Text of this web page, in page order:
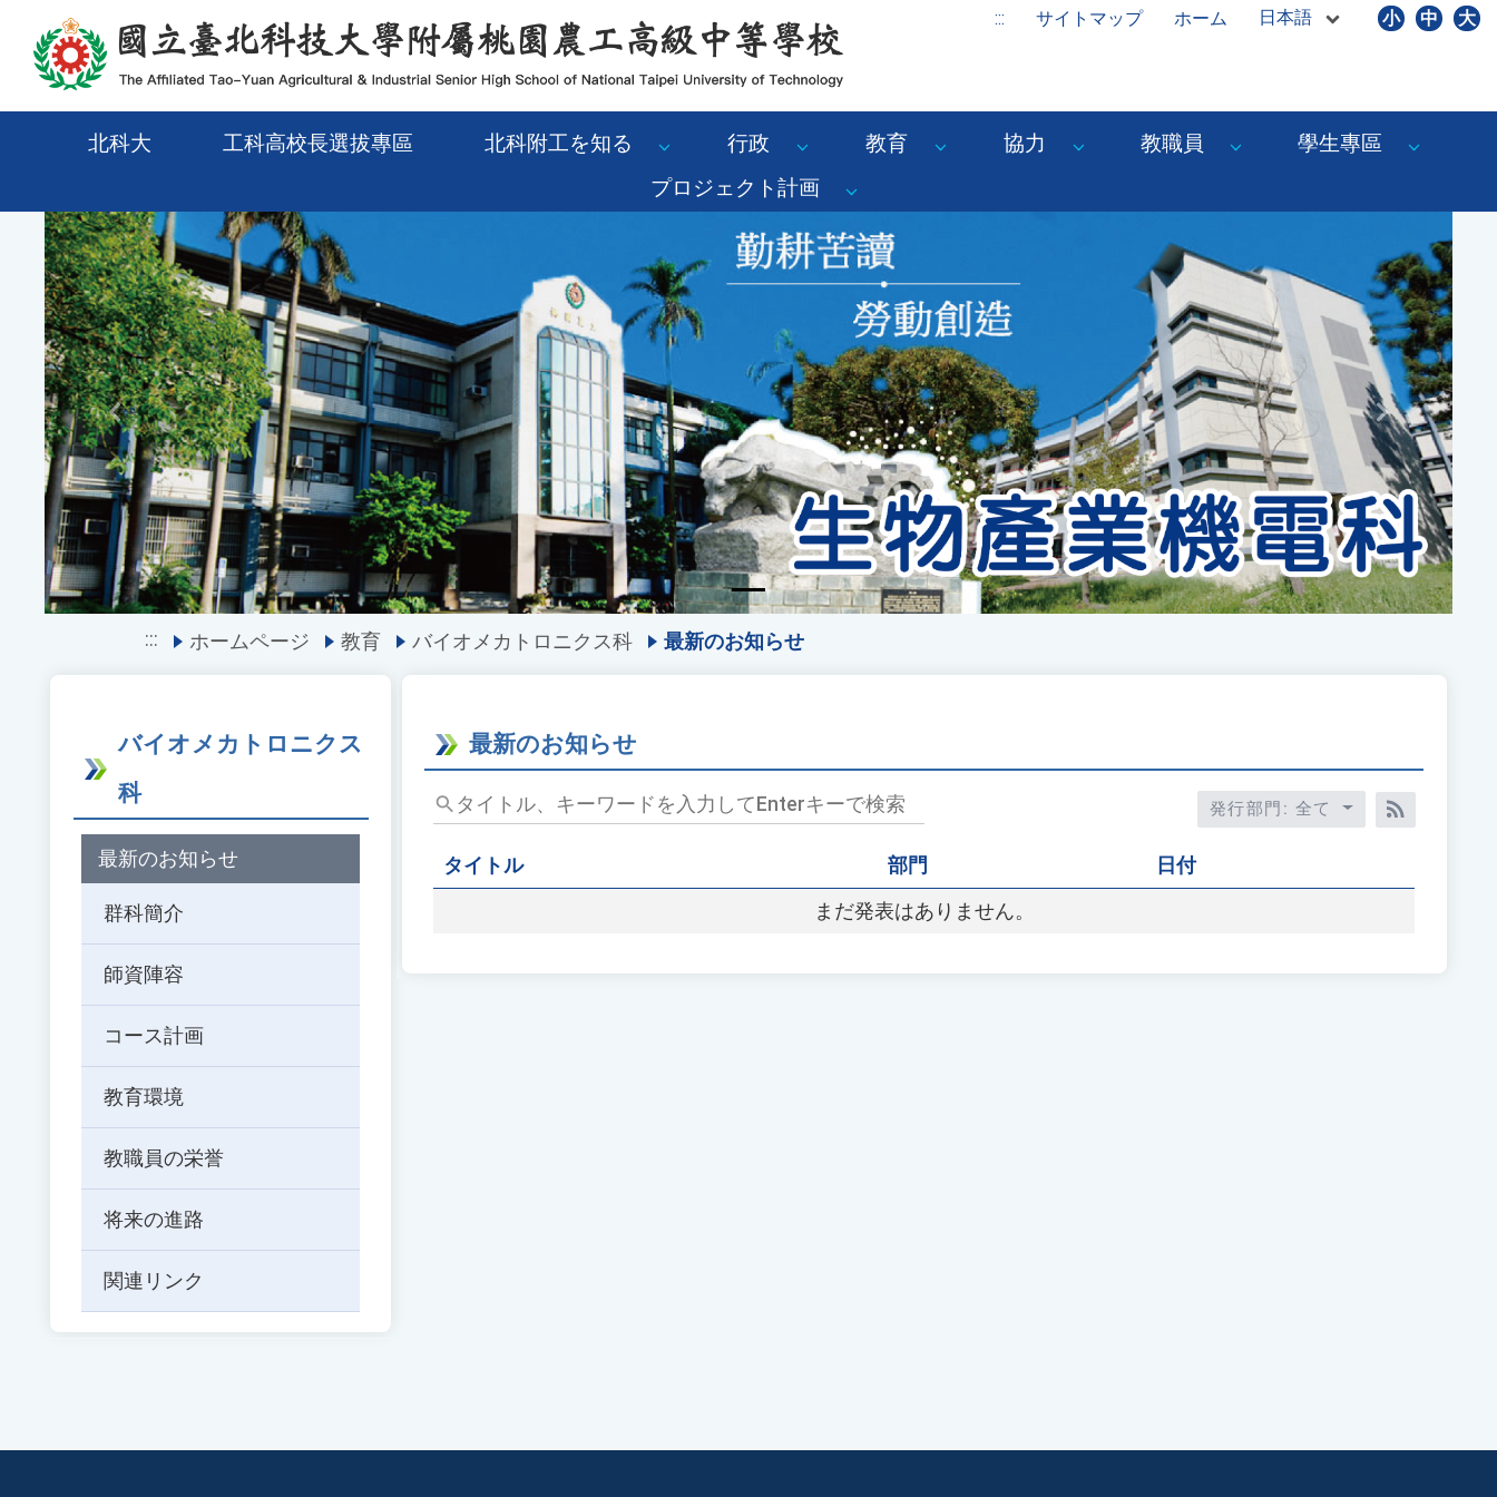
メインコンテンツエリアに移動 ::: サイトマップ ホーム 日本語 小 中 大
北科大 工科高校長選拔專區 北科附工を知る 行政 教育 協力 教職員
學生專區
プロジェクト計画
Previous Next
::: ホームページ 教育 バイオメカトロニクス科 最新のお知らせ
バイオメカトロニクス
科
最新のお知らせ
群科簡介
師資陣容
コース計画
教育環境
教職員の栄誉
将来の進路
関連リンク
最新のお知らせ
タ
イ
ト
ル、
発行部門: 全て
RSS訂閱
タイトル 部門 日付
まだ発表はありません。